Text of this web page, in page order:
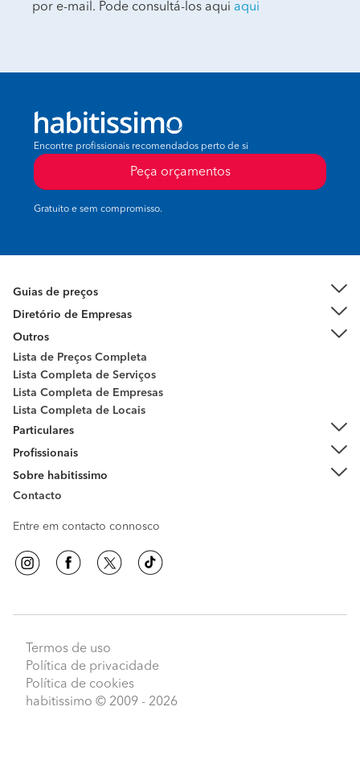
por e-mail. Pode consultá-los aqui aqui
Encontre profissionais recomendados perto de si
Peça orçamentos
Gratuito e sem compromisso.
Guias de preços
Diretório de Empresas
Outros
Lista de Preços Completa
Lista Completa de Serviços
Lista Completa de Empresas
Lista Completa de Locais
Particulares
Profissionais
Sobre habitissimo
Contacto
Entre em contacto connosco
Termos de uso
Política de privacidade
Política de cookies
habitissimo © 2009 - 2026